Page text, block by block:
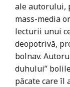
ale autorului,
mass-media
lecturii unui
deopotrivă,
bolnav.
duhului”
păcate care îl